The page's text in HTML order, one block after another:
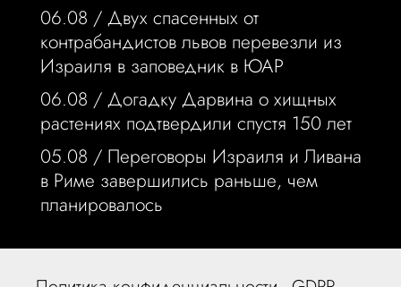
06.08 / Двух спасенных от
контрабандистов львов перевезли из
Израиля в заповедник в ЮАР
06.08 / Догадку Дарвина о хищных
растениях подтвердили спустя 150 лет
05.08 / Переговоры Израиля и Ливана
в Риме завершились раньше, чем
планировалось